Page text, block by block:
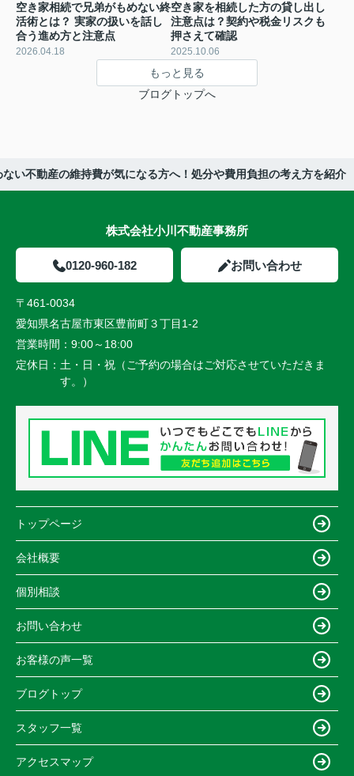
空き家相続で兄弟がもめない終
活術とは？ 実家の扱いを話し
合う進め方と注意点
2026.04.18
空き家を相続した方の貸し出し
注意点は？契約や税金リスクも
押さえて確認
2025.10.06
もっと見る
ブログトップへ
ない不動産の維持費が気になる方へ！処分や費用負担の考え方を紹介
株式会社小川不動産事務所
0120-960-182 お問い合わせ
〒461-0034
愛知県名古屋市東区豊前町３丁目1-2
営業時間： 9:00～18:00
定休日： 土・日・祝（ご予約の場合はご対応させていただきま
す。）
トップページ
会社概要
個別相談
お問い合わせ
お客様の声一覧
ブログトップ
スタッフ一覧
アクセスマップ